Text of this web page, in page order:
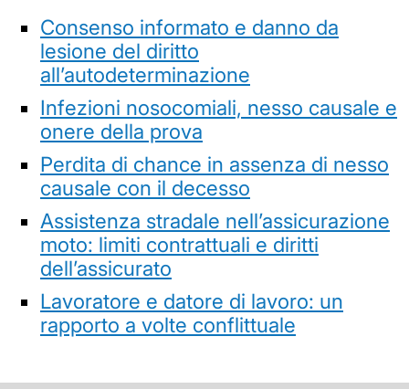
Consenso informato e danno da
lesione del diritto
all’autodeterminazione
Infezioni nosocomiali, nesso causale e
onere della prova
Perdita di chance in assenza di nesso
causale con il decesso
Assistenza stradale nell’assicurazione
moto: limiti contrattuali e diritti
dell’assicurato
Lavoratore e datore di lavoro: un
rapporto a volte conflittuale